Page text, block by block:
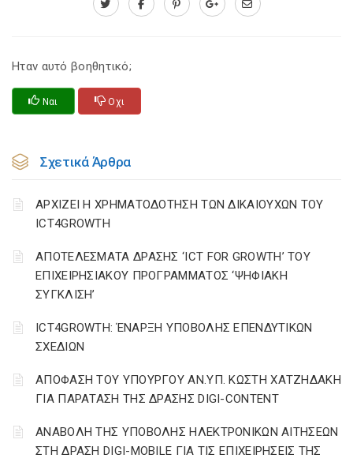
Ηταν αυτό βοηθητικό;
Ναι Οχι
Σχετικά Άρθρα
ΑΡΧΙΖΕΙ Η ΧΡΗΜΑΤΟΔΟΤΗΣΗ ΤΩΝ ΔΙΚΑΙΟΥΧΩΝ ΤΟΥ
ICT4GROWTH
ΑΠΟΤΕΛΕΣΜΑΤΑ ΔΡΑΣΗΣ ‘ICT FOR GROWTH’ ΤΟΥ
ΕΠΙΧΕΙΡΗΣΙΑΚΟΥ ΠΡΟΓΡΑΜΜΑΤΟΣ ‘ΨΗΦΙΑΚΗ
ΣΥΓΚΛΙΣΗ’
ICT4GROWTH: ΈΝΑΡΞΗ ΥΠΟΒΟΛΗΣ ΕΠΕΝΔΥΤΙΚΩΝ
ΣΧΕΔΙΩΝ
ΑΠΟΦΑΣΗ ΤΟΥ ΥΠΟΥΡΓΟΥ ΑΝ.ΥΠ. ΚΩΣΤΗ ΧΑΤΖΗΔΑΚΗ
ΓΙΑ ΠΑΡΑΤΑΣΗ ΤΗΣ ΔΡΑΣΗΣ DIGI-CONTENT
ΑΝΑΒΟΛΗ ΤΗΣ ΥΠΟΒΟΛΗΣ ΗΛΕΚΤΡΟΝΙΚΩΝ ΑΙΤΗΣΕΩΝ
ΣΤΗ ΔΡΑΣΗ DIGI-MOBILE ΓΙΑ ΤΙΣ ΕΠΙΧΕΙΡΗΣΕΙΣ ΤΗΣ